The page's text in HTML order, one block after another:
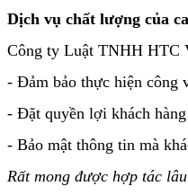
Dịch vụ chất lượng của
Công ty Luật TNHH HTC
- Đảm bảo thực hiện công
- Đặt quyền lợi khách
- Bảo mật thông tin mà
Rất mong được hợp tác